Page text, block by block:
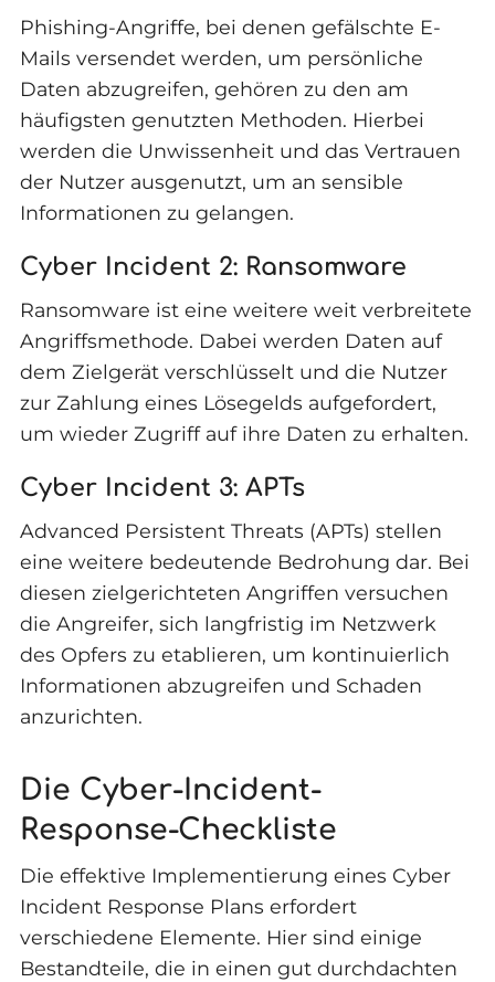
Phishing-Angriffe, bei denen gefälschte E-
Mails versendet werden, um persönliche
Daten abzugreifen, gehören zu den am
häufigsten genutzten Methoden. Hierbei
werden die Unwissenheit und das Vertrauen
der Nutzer ausgenutzt, um an sensible
Informationen zu gelangen.
Cyber Incident 2: Ransomware
Ransomware ist eine weitere weit verbreitete
Angriffsmethode. Dabei werden Daten auf
dem Zielgerät verschlüsselt und die Nutzer
zur Zahlung eines Lösegelds aufgefordert,
um wieder Zugriff auf ihre Daten zu erhalten.
Cyber Incident 3: APTs
Advanced Persistent Threats (APTs) stellen
eine weitere bedeutende Bedrohung dar. Bei
diesen zielgerichteten Angriffen versuchen
die Angreifer, sich langfristig im Netzwerk
des Opfers zu etablieren, um kontinuierlich
Informationen abzugreifen und Schaden
anzurichten.
Die Cyber-Incident-
Response-Checkliste
Die effektive Implementierung eines Cyber
Incident Response Plans erfordert
verschiedene Elemente. Hier sind einige
Bestandteile, die in einen gut durchdachten